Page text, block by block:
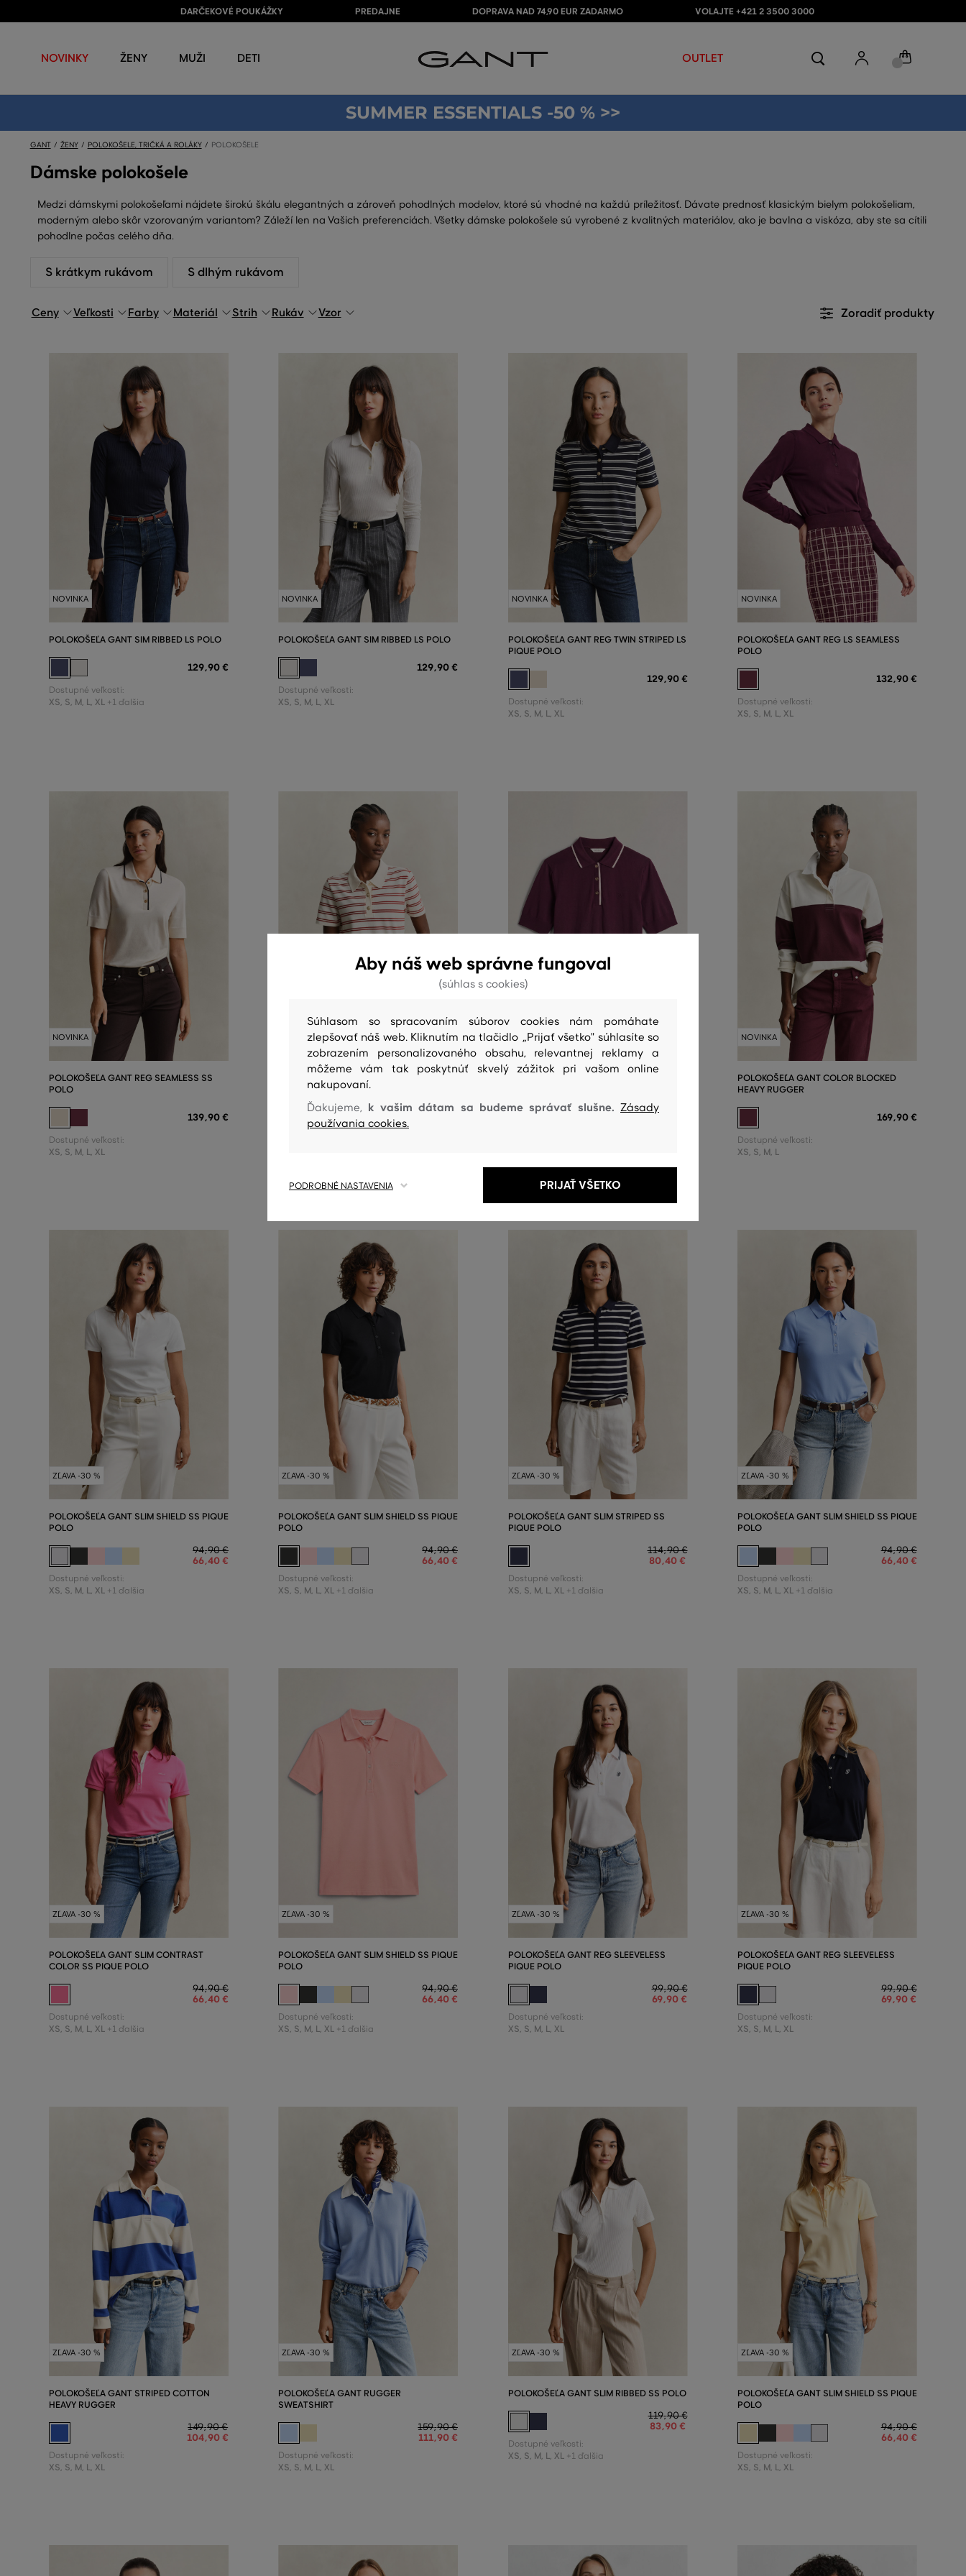
DARČEKOVÉ POUKÁŽKY PREDAJNE DOPRAVA NAD 74,90 EUR ZADARMO VOLAJTE +421 2 3500 3000
NOVINKY ŽENY MUŽI DETI OUTLET
SUMMER ESSENTIALS -50 % >>
GANT ŽENY POLOKOŠELE, TRIČKÁ A ROLÁKY POLOKOŠELE
Dámske polokošele
Medzi dámskymi polokošeľami nájdete širokú škálu elegantných a zároveň pohodlných modelov, ktoré sú vhodné na každú príležitosť. Dávate prednosť klasickým bielym polokošeliam,
moderným alebo skôr vzorovaným variantom? Záleží len na Vašich preferenciách. Všetky dámske polokošele sú vyrobené z kvalitných materiálov, ako je bavlna a viskóza, aby ste sa cítili
pohodlne počas celého dňa.
S krátkym rukávom S dlhým rukávom
Ceny Veľkosti Farby Materiál Strih Rukáv Vzor Zoradiť produkty
NOVINKA
POLOKOŠEĽA GANT SIM RIBBED LS POLO
129,90 €
Dostupné veľkosti:
XS, S, M, L, XL +1 ďalšia
NOVINKA
POLOKOŠEĽA GANT SIM RIBBED LS POLO
129,90 €
Dostupné veľkosti:
XS, S, M, L, XL
NOVINKA
POLOKOŠEĽA GANT REG TWIN STRIPED LS
PIQUE POLO
129,90 €
Dostupné veľkosti:
XS, S, M, L, XL
NOVINKA
POLOKOŠEĽA GANT REG LS SEAMLESS
POLO
132,90 €
Dostupné veľkosti:
XS, S, M, L, XL
NOVINKA
POLOKOŠEĽA GANT REG SEAMLESS SS
POLO
139,90 €
Dostupné veľkosti:
XS, S, M, L, XL
NOVINKA
POLOKOŠEĽA GANT REG TWIN STRIPED LS
PIQUE POLO
NOVINKA
POLOKOŠEĽA GANT REG SEAMLESS SS
139
NOVINKA
POLOKOŠEĽA GANT COLOR BLOCKED
HEAVY RUGGER
169,90 €
Dostupné veľkosti:
XS, S, M, L
ZĽAVA -30 %
POLOKOŠEĽA GANT SLIM SHIELD SS PIQUE
POLO
94,90 €
66,40 €
Dostupné veľkosti:
XS, S, M, L, XL +1 ďalšia
ZĽAVA -30 %
POLOKOŠEĽA GANT SLIM SHIELD SS PIQUE
POLO
94,90 €
66,40 €
Dostupné veľkosti:
XS, S, M, L, XL +1 ďalšia
ZĽAVA -30 %
POLOKOŠEĽA GANT SLIM STRIPED SS
PIQUE POLO
114,90 €
80,40 €
Dostupné veľkosti:
XS, S, M, L, XL +1 ďalšia
ZĽAVA -30 %
POLOKOŠEĽA GANT SLIM SHIELD SS PIQUE
POLO
94,90 €
66,40 €
Dostupné veľkosti:
XS, S, M, L, XL +1 ďalšia
ZĽAVA -30 %
POLOKOŠEĽA GANT SLIM CONTRAST
COLOR SS PIQUE POLO
94,90 €
66,40 €
Dostupné veľkosti:
XS, S, M, L, XL +1 ďalšia
ZĽAVA -30 %
POLOKOŠEĽA GANT SLIM SHIELD SS PIQUE
POLO
94,90 €
66,40 €
Dostupné veľkosti:
XS, S, M, L, XL +1 ďalšia
ZĽAVA -30 %
POLOKOŠEĽA GANT REG SLEEVELESS
PIQUE POLO
99,90 €
69,90 €
Dostupné veľkosti:
XS, S, M, L, XL
ZĽAVA -30 %
POLOKOŠEĽA GANT REG SLEEVELESS
PIQUE POLO
99,90 €
69,90 €
Dostupné veľkosti:
XS, S, M, L, XL
ZĽAVA -30 %
POLOKOŠEĽA GANT STRIPED COTTON
HEAVY RUGGER
149,90 €
104,90 €
Dostupné veľkosti:
XS, S, M, L, XL
ZĽAVA -30 %
POLOKOŠEĽA GANT RUGGER
SWEATSHIRT
159,90 €
111,90 €
Dostupné veľkosti:
XS, S, M, L, XL
ZĽAVA -30 %
POLOKOŠEĽA GANT SLIM RIBBED SS POLO
119,90 €
83,90 €
Dostupné veľkosti:
XS, S, M, L, XL +1 ďalšia
ZĽAVA -30 %
POLOKOŠEĽA GANT SLIM SHIELD SS PIQUE
POLO
94,90 €
66,40 €
Dostupné veľkosti:
XS, S, M, L, XL
Aby náš web správne fungoval
(súhlas s cookies)
Súhlasom so spracovaním súborov cookies nám pomáhate
zlepšovať náš web. Kliknutím na tlačidlo „Prijať všetko" súhlasíte so
zobrazením personalizovaného obsahu, relevantnej reklamy a
môžeme vám tak poskytnúť skvelý zážitok pri vašom online
nakupovaní.
Ďakujeme, k vašim dátam sa budeme správať slušne. Zásady
používania cookies.
PODROBNÉ NASTAVENIA PRIJAŤ VŠETKO